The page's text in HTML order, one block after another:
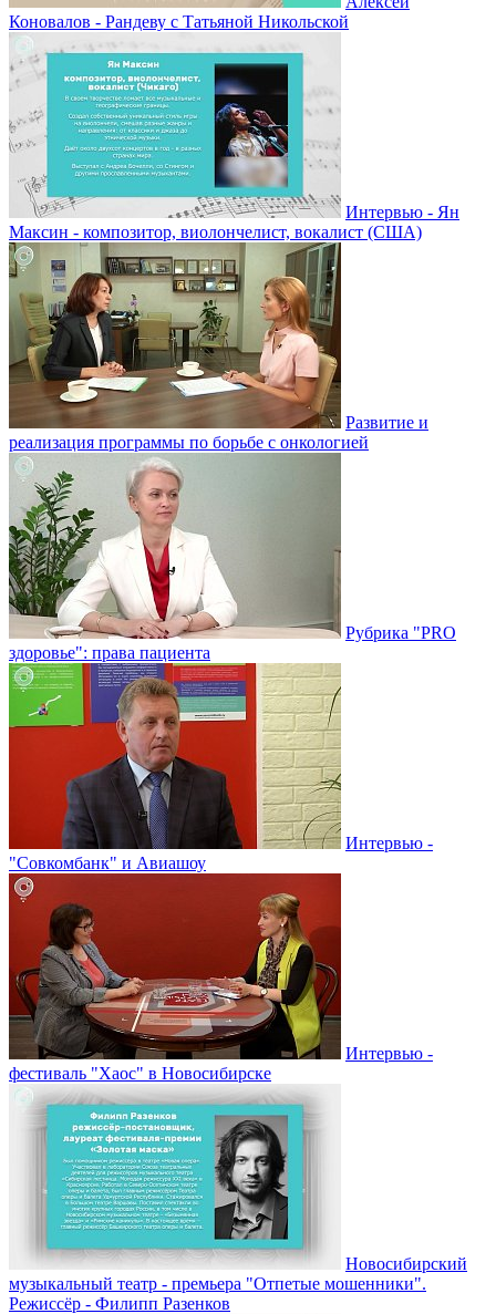
Коновалов - Рандеву с Татьяной Никольской
Интервью - Ян
Максин - композитор, виолончелист, вокалист (США)
Развитие и
реализация программы по борьбе с онкологией
Рубрика "PRO
здоровье": права пациента
Интервью -
"Совкомбанк" и Авиашоу
Интервью -
фестиваль "Хаос" в Новосибирске
Новосибирский
музыкальный театр - премьера "Отпетые мошенники".
Режиссёр - Филипп Разенков